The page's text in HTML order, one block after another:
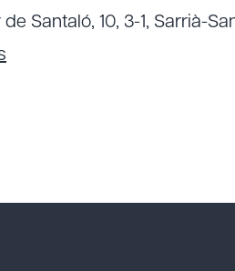
de Santaló, 10, 3-1, Sarrià-